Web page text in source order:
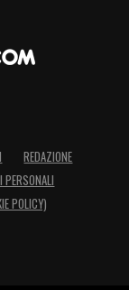
REDAZIONE
PERSONALI
POLICY)